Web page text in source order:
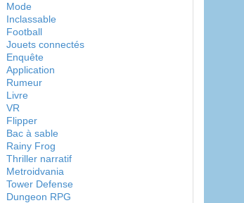
Mode
Inclassable
Football
Jouets connectés
Enquête
Application
Rumeur
Livre
VR
Flipper
Bac à sable
Rainy Frog
Thriller narratif
Metroidvania
Tower Defense
Dungeon RPG